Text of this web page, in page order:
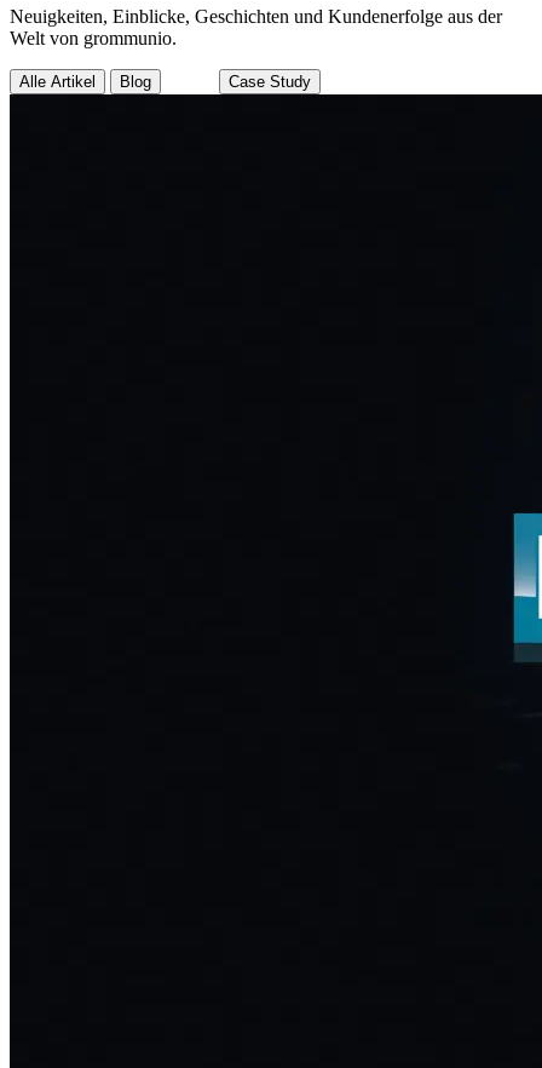
Neuigkeiten, Einblicke, Geschichten und Kundenerfolge aus der
Welt von grommunio.
Alle Artikel Blog Case Study